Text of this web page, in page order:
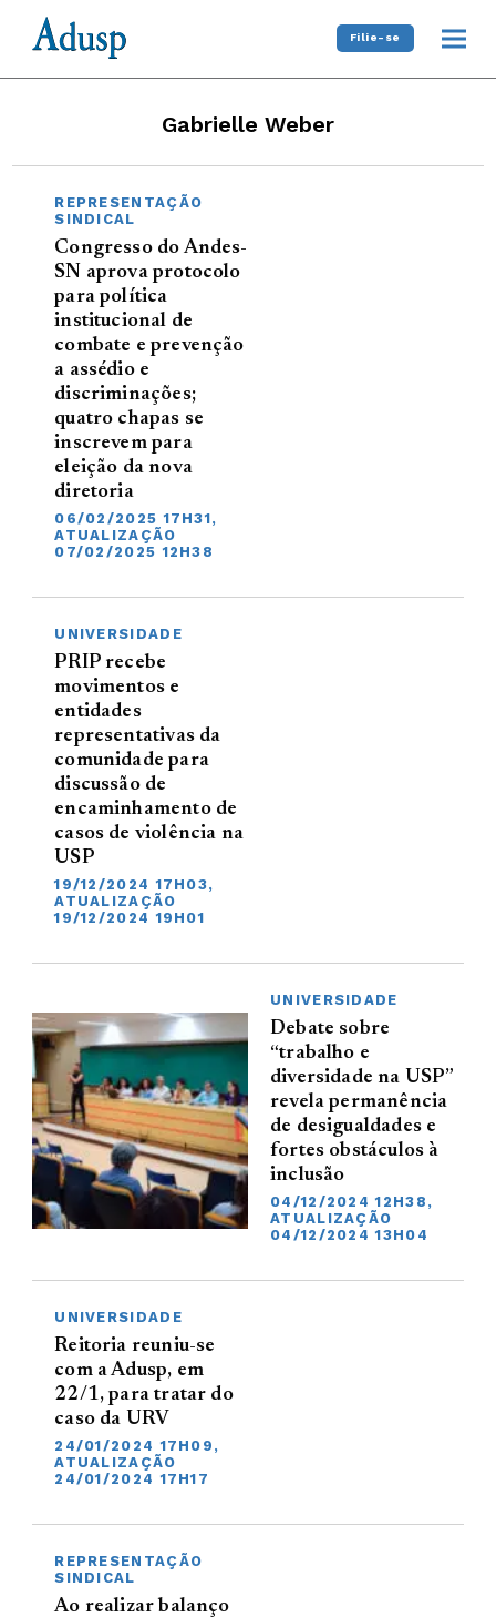
Filie-se
Gabrielle Weber
REPRESENTAÇÃO
SINDICAL
Congresso do Andes-
SN aprova protocolo
para política
institucional de
combate e prevenção
a assédio e
discriminações;
quatro chapas se
inscrevem para
eleição da nova
diretoria
06/02/2025 17H31,
ATUALIZAÇÃO
07/02/2025 12H38
UNIVERSIDADE
PRIP recebe
movimentos e
entidades
representativas da
comunidade para
discussão de
encaminhamento de
casos de violência na
USP
19/12/2024 17H03,
ATUALIZAÇÃO
19/12/2024 19H01
UNIVERSIDADE
Debate sobre
“trabalho e
diversidade na USP”
revela permanência
de desigualdades e
fortes obstáculos à
inclusão
04/12/2024 12H38,
ATUALIZAÇÃO
04/12/2024 13H04
UNIVERSIDADE
Reitoria reuniu-se
com a Adusp, em
22/1, para tratar do
caso da URV
24/01/2024 17H09,
ATUALIZAÇÃO
24/01/2024 17H17
REPRESENTAÇÃO
SINDICAL
Ao realizar balanço